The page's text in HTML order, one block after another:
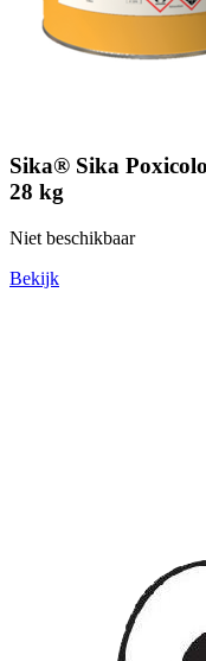
Sika® Sika
28 kg
Niet beschikbaar
Bekijk